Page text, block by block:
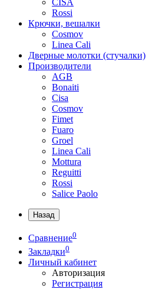
CISA
Rossi
Крючки, вешалки
Cosmov
Linea Cali
Дверные молотки (стучалки)
Производители
AGB
Bonaiti
Cisa
Cosmov
Fimet
Fuaro
Groel
Linea Cali
Mottura
Reguitti
Rossi
Salice Paolo
Назад
Сравнение0
Закладки0
Личный кабинет
Авторизация
Регистрация